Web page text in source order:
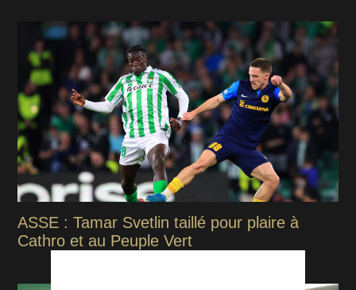
ASSE : Tamar Svetlin taillé pour plaire à
Cathro et au Peuple Vert